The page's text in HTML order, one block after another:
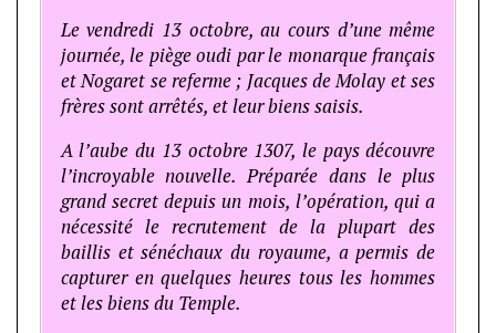
Le vendredi 13 octobre, au cours d’une même
journée, le piège oudi par le monarque français
et Nogaret se referme ; Jacques de Molay et ses
frères sont arrêtés, et leur biens saisis.
A l’aube du 13 octobre 1307, le pays découvre
l’incroyable nouvelle. Préparée dans le plus
grand secret depuis un mois, l’opération, qui a
nécessité le recrutement de la plupart des
baillis et sénéchaux du royaume, a permis de
capturer en quelques heures tous les hommes
et les biens du Temple.